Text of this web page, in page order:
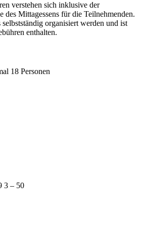
verstehen sich inklusive der
des Mittagessens für die Teilnehmenden.
organisiert werden und ist
enthalten.
18 Personen
3 – 50